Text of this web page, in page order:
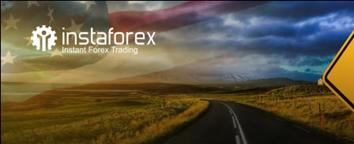
शीर्ष 5 ट्रेडर्स